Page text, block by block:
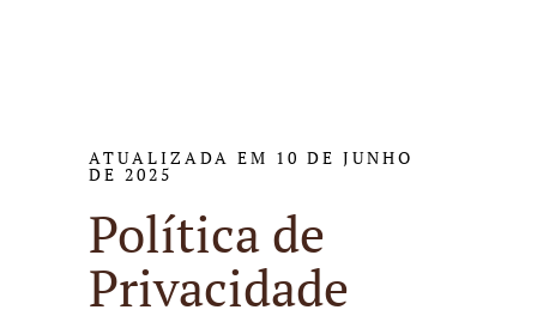
ATUALIZADA EM 10 DE JUNHO
DE 2025
Política de
Privacidade